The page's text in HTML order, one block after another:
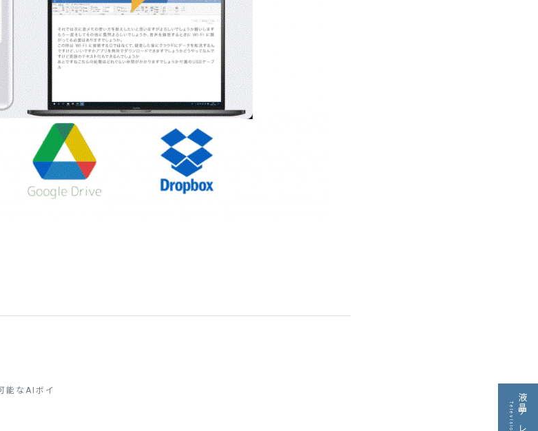
能なAIボイ
液晶テレビ
Television